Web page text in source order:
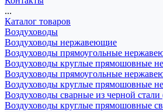
...
Каталог товаров
Воздуховоды
Воздуховоды нержавеющие
Воздуховоды прямоугольные
Воздуховоды круглые прямошовные
Воздуховоды прямоугольные
Воздуховоды круглые прямошовные
Воздуховоды сварные из черной
Воздуховоды круглые прямошовные